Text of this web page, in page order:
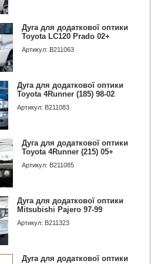
Дуга для додаткової оптики
Toyota LC120 Prado 02+
Артикул: B211063
Дуга для додаткової оптики
Toyota 4Runner (185) 98-02
Артикул: B211083
Дуга для додаткової оптики
Toyota 4Runner (215) 05+
Артикул: B211085
Дуга для додаткової оптики
Mitsubishi Pajero 97-99
Артикул: B211323
Дуга для додаткової оптики